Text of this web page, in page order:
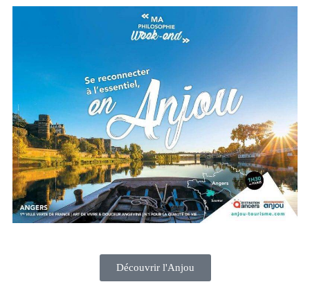
Découvrir l'Anjou